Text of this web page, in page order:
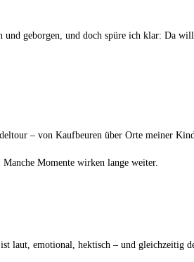
geborgen, und doch spüre ich klar: Da
– von Kaufbeuren über Orte meiner
Momente wirken lange weiter.
emotional, hektisch – und gleichzeitig